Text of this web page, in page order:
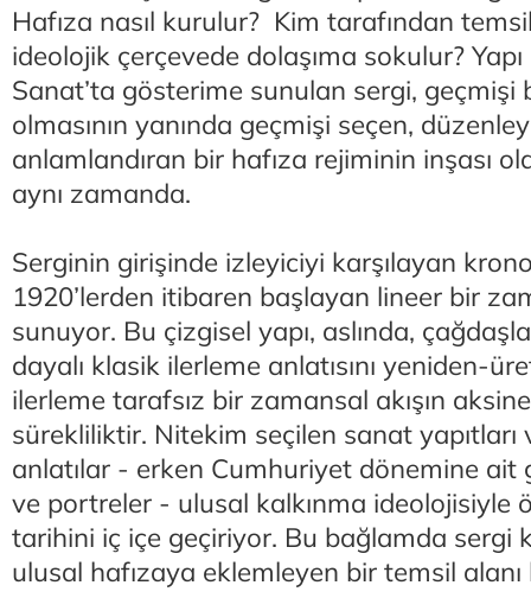
Hafıza nasıl kurulur? Kim tarafından
ideolojik çerçevede dolaşıma sokulur?
Sanat’ta gösterime sunulan sergi, geçmişi
olmasının yanında geçmişi seçen,
anlamlandıran bir hafıza rejiminin inşası
aynı zamanda.
Serginin girişinde izleyiciyi karşılayan
1920’lerden itibaren başlayan lineer bir
sunuyor. Bu çizgisel yapı, aslında,
dayalı klasik ilerleme anlatısını yeniden-
ilerleme tarafsız bir zamansal akışın
sürekliliktir. Nitekim seçilen sanat
anlatılar - erken Cumhuriyet dönemine ait
ve portreler - ulusal kalkınma ideolojisiyle
tarihini iç içe geçiriyor. Bu bağlamda sergi
ulusal hafızaya eklemleyen bir temsil